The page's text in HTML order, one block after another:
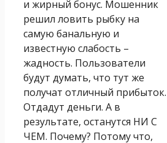
и жирный бонус. Мошенник
решил ловить рыбку на
самую банальную и
известную слабость –
жадность. Пользователи
будут думать, что тут же
получат отличный прибыток.
Отдадут деньги. А в
результате, останутся НИ С
ЧЕМ. Почему? Потому что,